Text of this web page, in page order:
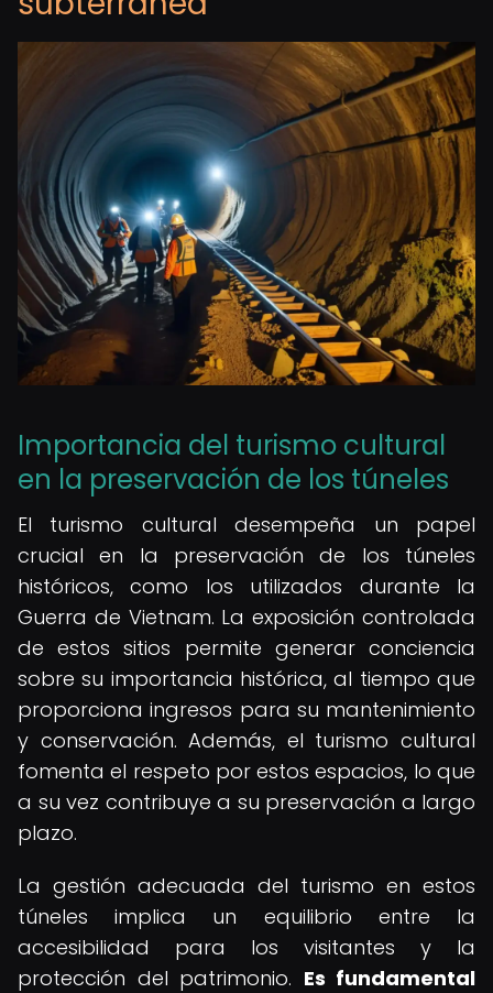
Importancia del turismo cultural
en la preservación de los túneles
El turismo cultural desempeña un papel
crucial en la preservación de los túneles
históricos, como los utilizados durante la
Guerra de Vietnam. La exposición controlada
de estos sitios permite generar conciencia
sobre su importancia histórica, al tiempo que
proporciona ingresos para su mantenimiento
y conservación. Además, el turismo cultural
fomenta el respeto por estos espacios, lo que
a su vez contribuye a su preservación a largo
plazo.
La gestión adecuada del turismo en estos
túneles implica un equilibrio entre la
accesibilidad para los visitantes y la
protección del patrimonio. Es fundamental